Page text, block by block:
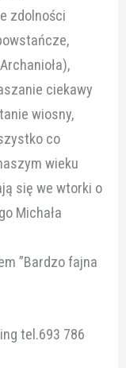
zdolności
ciekawy
wiosny,
co
wieku
się we wtorki o
Michała
”Bardzo fajna
tel.693 786